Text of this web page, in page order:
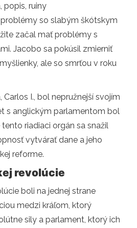
popis, ruiny
so slabým škótskym
začal mať problémy s
Jacobo sa pokúsil zmierniť
ale so smrťou v roku
I., bol nepružnejší svojím
s anglickým parlamentom bol
riadiaci orgán sa snažil
vytvárať dane a jeho
reforme.
revolúcie
boli na jednej strane
medzi kráľom, ktorý
sily a parlament, ktorý ich